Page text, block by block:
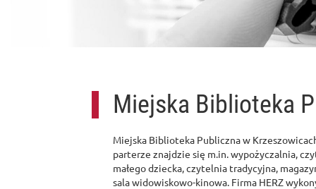
Miejska Biblioteka
Miejska Biblioteka Publiczna w
parterze znajdzie się m.in. wypożyczalnia,
małego dziecka, czytelnia tradycyjna,
sala widowiskowo-kinowa. Firma HERZ